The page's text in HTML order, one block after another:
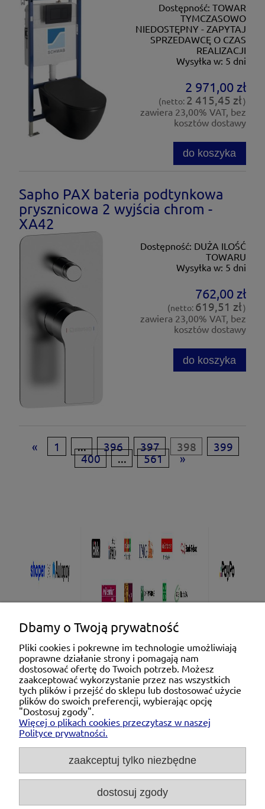
Dostępność: TOWAR
TYMCZASOWO
NIEDOSTĘPNY - ZAPYTAJ
SPRZEDAWCĘ O CZAS
REALIZACJI
Wysyłka w: 5 dni
2 971,00 zł
(netto: 2 415,45 zł)
zawiera 23,00% VAT, bez
kosztów dostawy
do koszyka
Sapho PAX bateria podtynkowa
prysznicowa 2 wyjścia chrom -
XA42
Dostępność: DUŻA ILOŚĆ
TOWARU
Wysyłka w: 5 dni
762,00 zł
(netto: 619,51 zł)
zawiera 23,00% VAT, bez
kosztów dostawy
do koszyka
« 1 ... 396 397 398
399
400
... 561 »
Pomoc
Moje konto
Płatności i dostawa
O nas
Michał Niedźwiecki Dobra Armatura, ul. Krakowska
28d/5, 71-021 Szczecin, woj. zachodniopomorskie,
Dbamy o Twoją prywatność
Pliki cookies i pokrewne im technologie umożliwiają
poprawne działanie strony i pomagają nam
dostosować ofertę do Twoich potrzeb. Możesz
zaakceptować wykorzystanie przez nas wszystkich
tych plików i przejść do sklepu lub dostosować użycie
plików do swoich preferencji, wybierając opcję
"Dostosuj zgody".
Więcej o plikach cookies przeczytasz w naszej
Polityce prywatności.
zaakceptuj tylko niezbędne
dostosuj zgody